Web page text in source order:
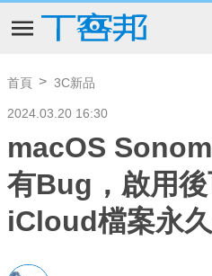
首頁 3C新品
2024.03.20 16:30
macOS
有Bug，啟用
iCloud檔案永